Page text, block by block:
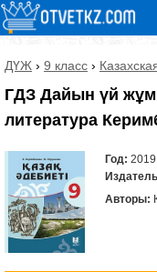
ДҮЖ › 9 класс ›
ГДЗ Дайын үй
литература
Год: 2019
Авторы: